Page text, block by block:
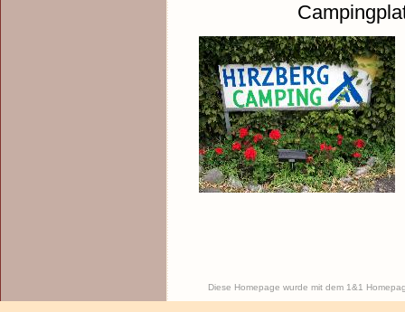
Diese Homepage wurde mit dem 1&1